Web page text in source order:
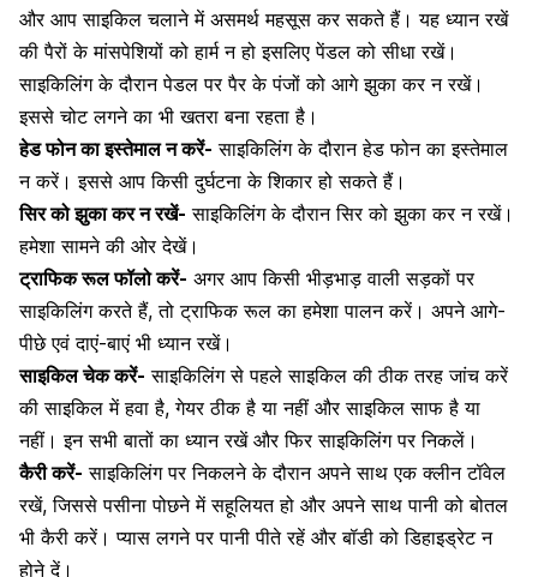
और आप साइकिल चलाने में असमर्थ महसूस कर सकते हैं। यह ध्यान रखें
की पैरों के मांसपेशियों को हार्म न हो इसलिए पेंडल को सीधा रखें।
साइकिलिंग के दौरान पेडल पर पैर के पंजों को आगे झुका कर न रखें।
इससे चोट लगने का भी खतरा बना रहता है।
हेड फोन का इस्तेमाल न करें- साइकिलिंग के दौरान हेड फोन का इस्तेमाल
न करें। इससे आप किसी दुर्घटना के शिकार हो सकते हैं।
सिर को झुका कर न रखें- साइकिलिंग के दौरान सिर को झुका कर न रखें।
हमेशा सामने की ओर देखें।
ट्राफिक रूल फॉलो करें- अगर आप किसी भीड़भाड़ वाली सड़कों पर
साइकिलिंग करते हैं, तो ट्राफिक रूल का हमेशा पालन करें। अपने आगे-
पीछे एवं दाएं-बाएं भी ध्यान रखें।
साइकिल चेक करें- साइकिलिंग से पहले साइकिल की ठीक तरह जांच करें
की साइकिल में हवा है, गेयर ठीक है या नहीं और साइकिल साफ है या
नहीं। इन सभी बातों का ध्यान रखें और फिर साइकिलिंग पर निकलें।
कैरी करें- साइकिलिंग पर निकलने के दौरान अपने साथ एक क्लीन टॉवेल
रखें, जिससे पसीना पोछने में सहूलियत हो और अपने साथ पानी को बोतल
भी कैरी करें। प्यास लगने पर पानी पीते रहें औरबॉडी को डिहाइड्रेट न
होने दें।